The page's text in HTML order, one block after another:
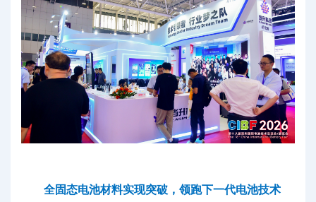
全固态电池材料实现突破，领跑下一代电池技术